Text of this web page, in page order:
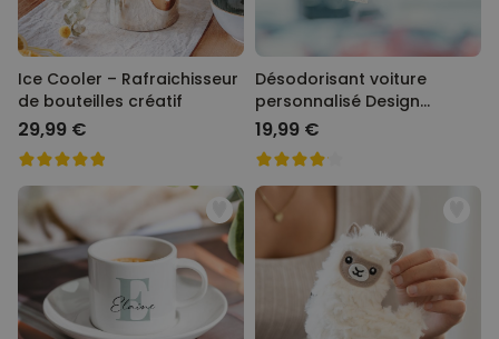
Ice Cooler – Rafraichisseur
de bouteilles créatif
29,99 €
Désodorisant voiture
personnalisé Design
Polaroïd - Lot de 2
19,99 €